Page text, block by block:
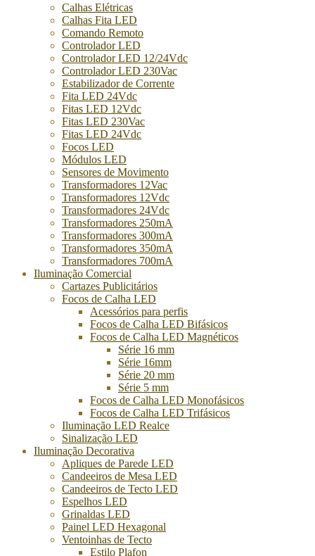
Calhas Elétricas
Calhas Fita LED
Comando Remoto
Controlador LED
Controlador LED 12/24Vdc
Controlador LED 230Vac
Estabilizador de Corrente
Fita LED 24Vdc
Fitas LED 12Vdc
Fitas LED 230Vac
Fitas LED 24Vdc
Focos LED
Módulos LED
Sensores de Movimento
Transformadores 12Vac
Transformadores 12Vdc
Transformadores 24Vdc
Transformadores 250mA
Transformadores 300mA
Transformadores 350mA
Transformadores 700mA
Iluminação Comercial
Cartazes Publicitários
Focos de Calha LED
Acessórios para perfis
Focos de Calha LED Bifásicos
Focos de Calha LED Magnéticos
Série 16 mm
Série 16mm
Série 20 mm
Série 5 mm
Focos de Calha LED Monofásicos
Focos de Calha LED Trifásicos
Iluminação LED Realce
Sinalização LED
Iluminação Decorativa
Apliques de Parede LED
Candeeiros de Mesa LED
Candeeiros de Tecto LED
Espelhos LED
Grinaldas LED
Painel LED Hexagonal
Ventoinhas de Tecto
Estilo Plafon